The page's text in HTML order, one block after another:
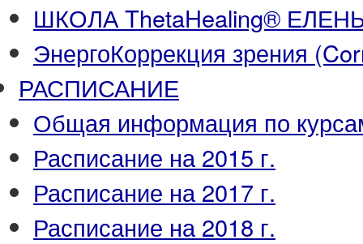
ШКОЛА ThetaHealing®
ЭнергоКоррекция зрения
РАСПИСАНИЕ
Общая информация по
Расписание на 2015 г.
Расписание на 2017 г.
Расписание на 2018 г.